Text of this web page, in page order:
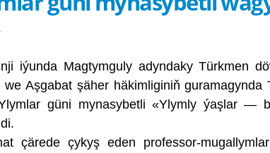
iýunda Magtymguly adyndaky Türkmen
we Aşgabat şäher häkimliginiň
güni mynasybetli «Ylymly ýaşlar —
çärede çykyş eden professor-